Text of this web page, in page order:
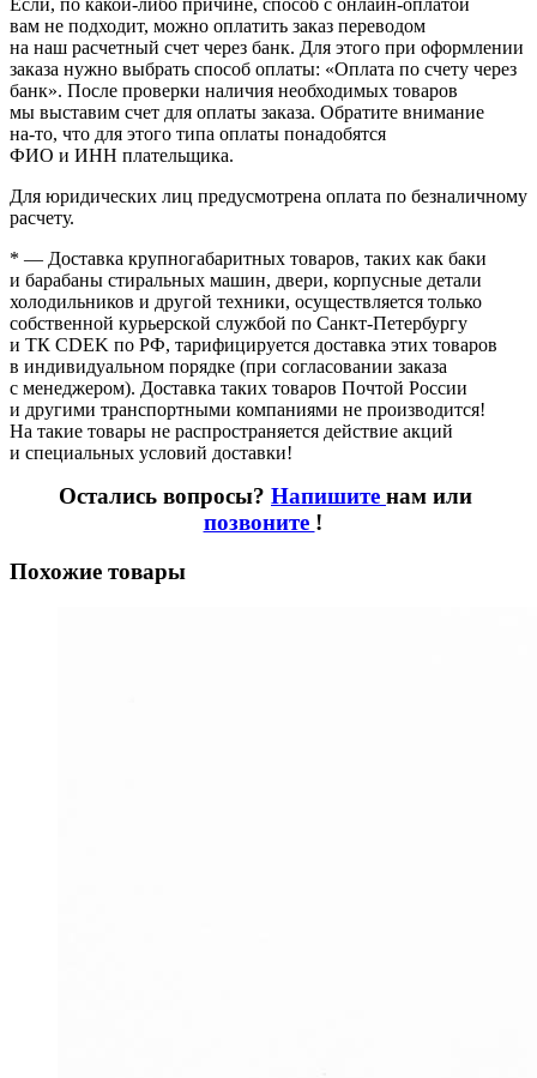
Если, по какой-либо причине, способ с онлайн-оплатой
вам не подходит, можно оплатить заказ переводом
на наш расчетный счет через банк. Для этого при оформлении
заказа нужно выбрать способ оплаты: «Оплата по счету через
банк». После проверки наличия необходимых товаров
мы выставим счет для оплаты заказа. Обратите внимание
на-то, что для этого типа оплаты понадобятся
ФИО и ИНН плательщика.
Для юридических лиц предусмотрена оплата по безналичному
расчету.
* — Доставка крупногабаритных товаров, таких как баки
и барабаны стиральных машин, двери, корпусные детали
холодильников и другой техники, осуществляется только
собственной курьерской службой по Санкт-Петербургу
и ТК CDEK по РФ, тарифицируется доставка этих товаров
в индивидуальном порядке (при согласовании заказа
с менеджером). Доставка таких товаров Почтой России
и другими транспортными компаниями не производится!
На такие товары не распространяется действие акций
и специальных условий доставки!
Остались вопросы? Напишите нам или
позвоните !
Похожие товары